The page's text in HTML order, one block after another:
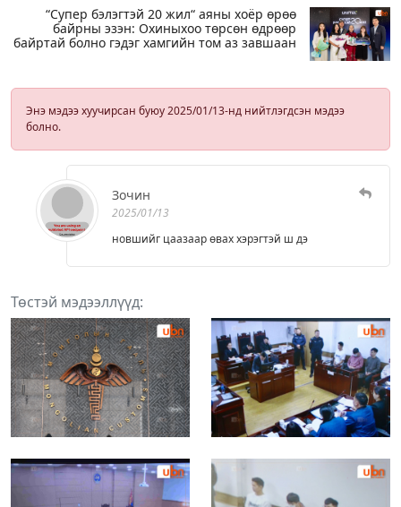
“Супер бэлэгтэй 20 жил“ аяны хоёр өрөө
байрны эзэн: Охиныхоо төрсөн өдрөөр
байртай болно гэдэг хамгийн том аз завшаан
Энэ мэдээ хуучирсан буюу 2025/01/13-нд нийтлэгдсэн мэдээ
болно.
Зочин
2025/01/13
новшийг цаазаар өвах хэрэгтэй ш дэ
Төстэй мэдээллүүд: